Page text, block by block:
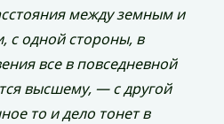
между земным и
с одной стороны, в
все в повседневной
высшему, — с другой
то и дело тонет в